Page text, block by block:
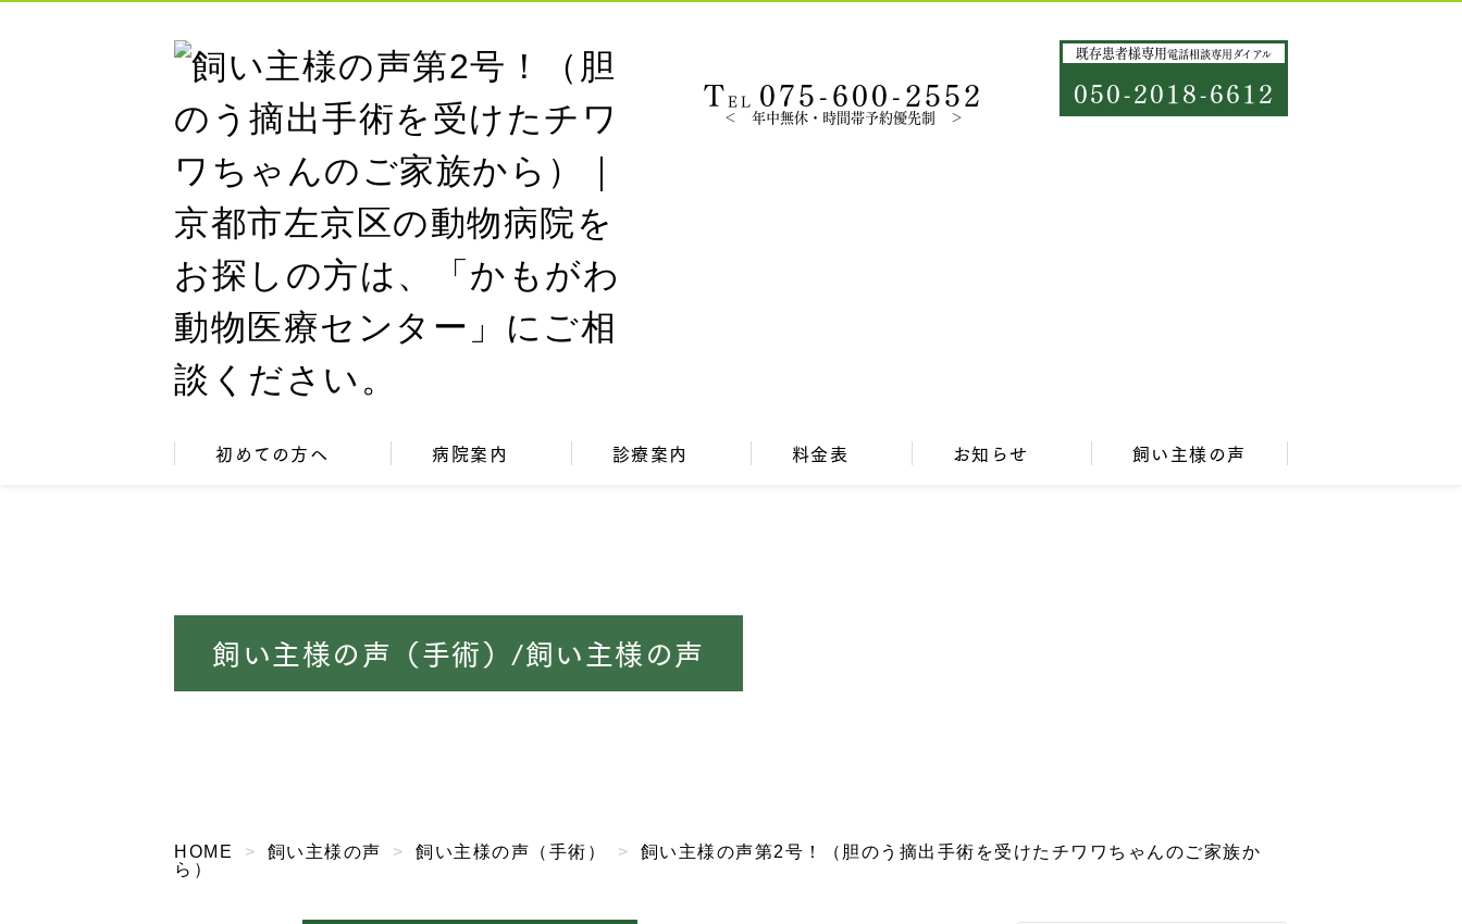
TEL 075-600-2552
＜ 年中無休・時間帯予約優先制 ＞
既存患者様専用電話相談専用ダイアル
050-2018-6612
初めての方へ 病院案内 診療案内 料金表 お知らせ 飼い主様の声
飼い主様の声（手術）/飼い主様の声
HOME 飼い主様の声 飼い主様の声（手術）
飼い主様の声第2号！（胆のう摘出手術を受けたチワワちゃんのご家族か
ら）